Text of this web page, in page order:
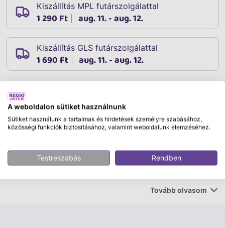
Kiszállítás MPL futárszolgálattal
1 290 Ft aug. 11. - aug. 12.
Kiszállítás GLS futárszolgálattal
1 690 Ft aug. 11. - aug. 12.
Leírás
Bburago 1 /24 F1 versenyautó pilótával - Mercedes
Bburago modellautóval! Az 1:24 méretarányú
autójának, amelyet a tehetséges George Russell (#63)
Tovább olvasom
A weboldalon sütiket használnunk
Sütiket használunk a tartalmak és hirdetések személyre szabásához,
közösségi funkciók biztosításához, valamint weboldalunk elemzéséhez.
Testreszabás Rendben